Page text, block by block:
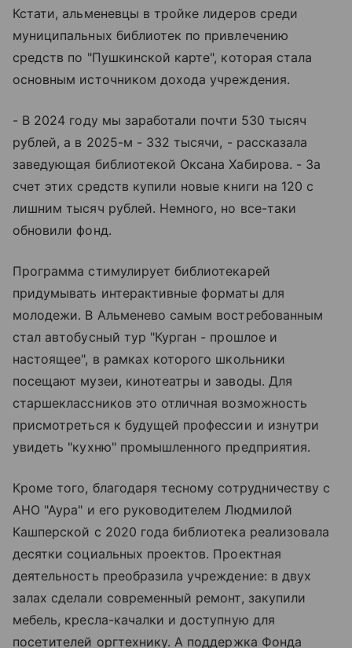
Кстати, альменевцы в тройке лидеров среди
муниципальных библиотек по привлечению
средств по "Пушкинской карте", которая стала
основным источником дохода учреждения.
- В 2024 году мы заработали почти 530 тысяч
рублей, а в 2025-м - 332 тысячи, - рассказала
заведующая библиотекой Оксана Хабирова. - За
счет этих средств купили новые книги на 120 с
лишним тысяч рублей. Немного, но все-таки
обновили фонд.
Программа стимулирует библиотекарей
придумывать интерактивные форматы для
молодежи. В Альменево самым востребованным
стал автобусный тур "Курган - прошлое и
настоящее", в рамках которого школьники
посещают музеи, кинотеатры и заводы. Для
старшеклассников это отличная возможность
присмотреться к будущей профессии и изнутри
увидеть "кухню" промышленного предприятия.
Кроме того, благодаря тесному сотрудничеству с
АНО "Аура" и его руководителем Людмилой
Кашперской с 2020 года библиотека реализовала
десятки социальных проектов. Проектная
деятельность преобразила учреждение: в двух
залах сделали современный ремонт, закупили
мебель, кресла-качалки и доступную для
посетителей оргтехнику. А поддержка Фонда